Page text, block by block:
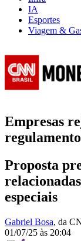
IA
Esportes
Viagem &
Empresas
Proposta
especiais
Gabriel Bosa, da
01/07/25 às 20:04